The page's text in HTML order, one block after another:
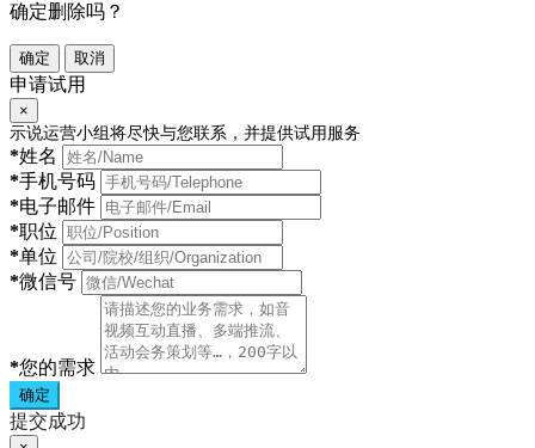
确定删除吗？
确定 取消
申请试用
×
示说运营小组将尽快与您联系，并提供试用服务
*姓名
*手机号码
*电子邮件
*职位
*单位
*微信号
*您的需求
确定
提交成功